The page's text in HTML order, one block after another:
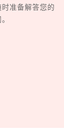
时准备解答您的